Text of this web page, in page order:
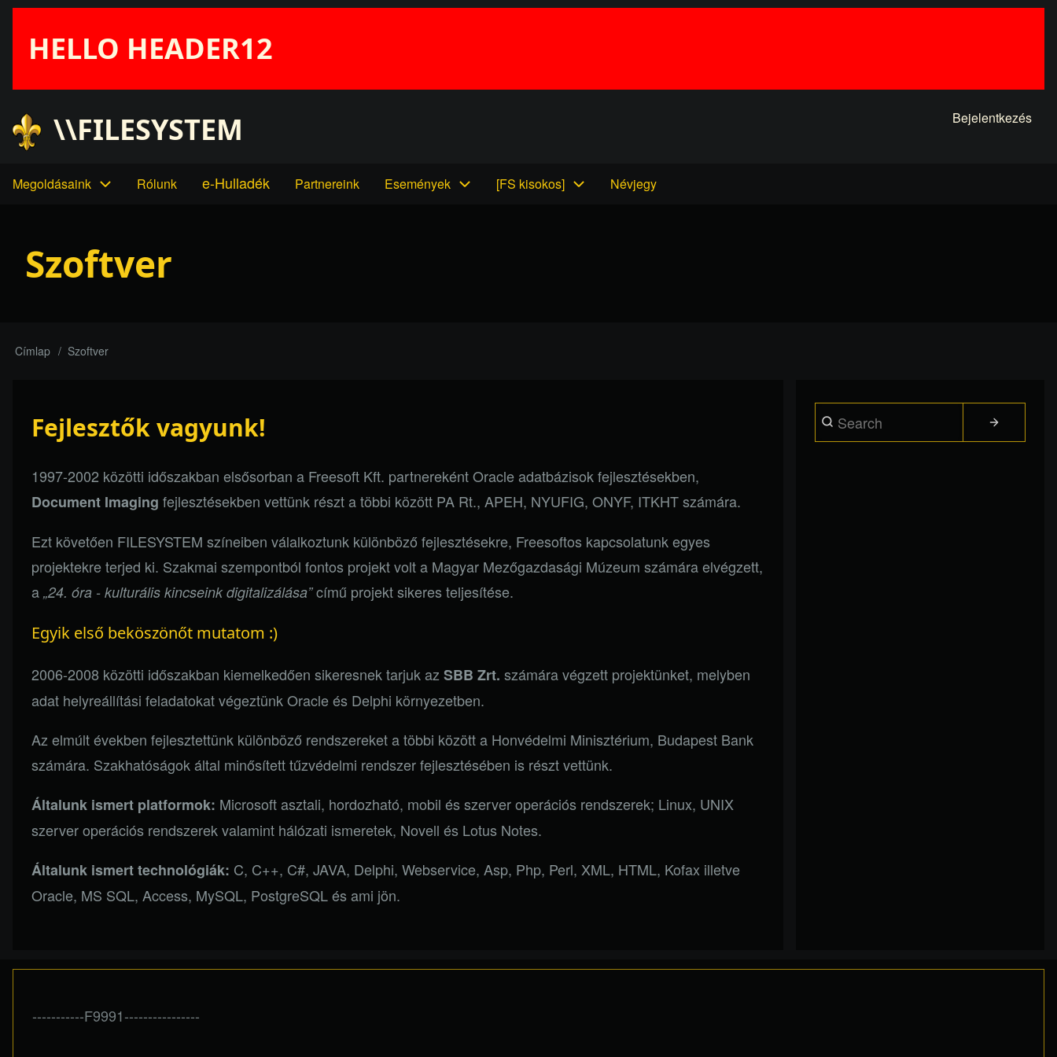
Ugrás
tartalomra
HELLO HEADER12
User
Bejelentkezés
\\FILESYSTEM
Main
Megoldásaink Rólunk e-Hulladék Partnereink Események [FS kisokos] Névjegy
Szoftver
Morzsa
Címlap Szoftver
Fejlesztők vagyunk!
1997-2002 közötti időszakban elsősorban a Freesoft Kft. partnerekéntOracleadatbázisok fejlesztésekben,
Document Imaging fejlesztésekben vettünk részt a többi között PA Rt., APEH, NYUFIG, ONYF, ITKHT számára.
Ezt követően FILESYSTEM színeiben válalkoztunk különböző fejlesztésekre, Freesoftos kapcsolatunk egyes
projektekre terjed ki. Szakmai szempontból fontos projekt volt a Magyar Mezőgazdasági Múzeum számára elvégzett,
a „24. óra - kulturális kincseink digitalizálása”című projekt sikeres teljesítése.
Egyik első beköszönőt mutatom :)
2006-2008 közötti időszakban kiemelkedően sikeresnek tarjuk azSBB Zrt. számára végzett projektünket, melyben
adat helyreállítási feladatokat végeztünk Oracle és Delphi környezetben.
Az elmúlt években fejlesztettünk különböző rendszereket a többi között a Honvédelmi Minisztérium, Budapest Bank
számára. Szakhatóságok által minősített tűzvédelmi rendszer fejlesztésében is részt vettünk.
Általunk ismert platformok: Microsoft asztali, hordozható, mobil és szerver operációs rendszerek; Linux, UNIX
szerver operációs rendszerek valamint hálózati ismeretek, Novell és Lotus Notes.
Általunk ismert technológiák: C, C++, C#, JAVA, Delphi, Webservice, Asp, Php, Perl, XML, HTML, Kofax illetve
Oracle, MS SQL, Access, MySQL, PostgreSQL és ami jön.
Search
-----------F9991----------------